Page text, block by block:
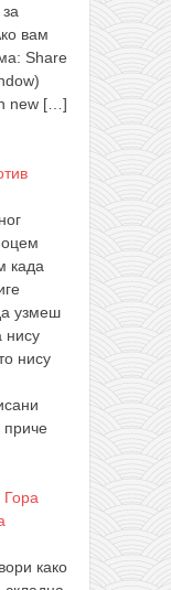
вам
Share
new […]
оцем
када
узмеш
нису
нису
приче
Гора
како